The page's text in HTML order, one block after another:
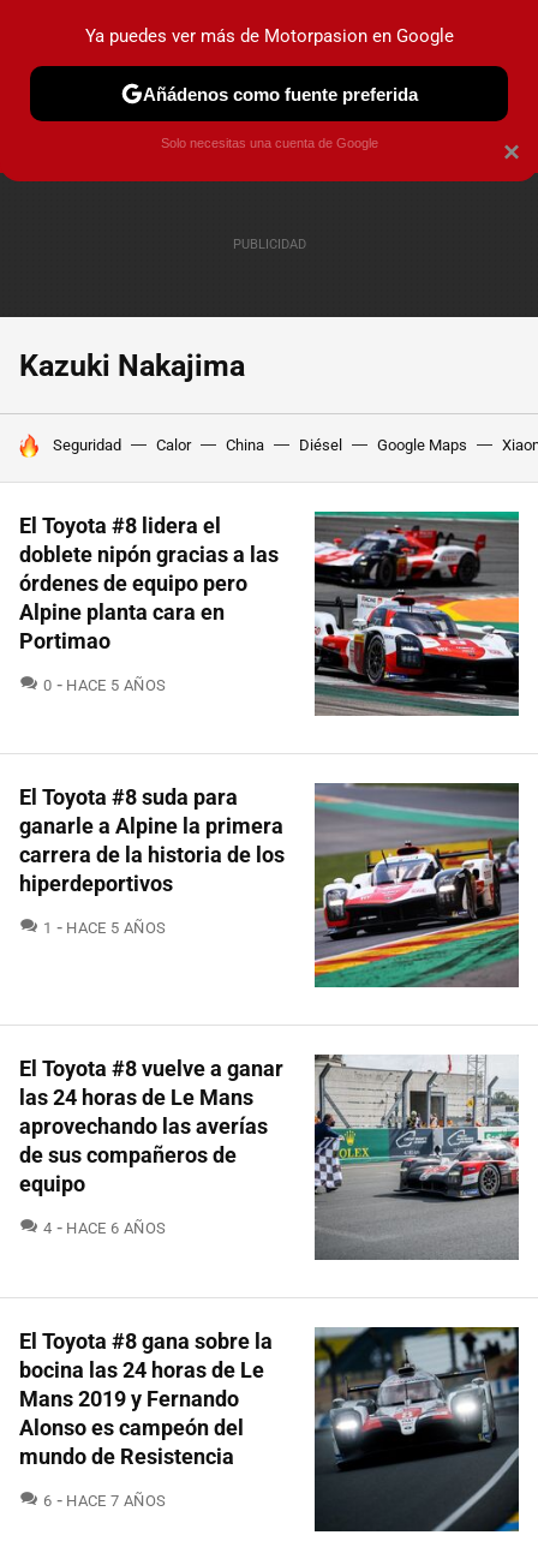
PRUEBAS COCHES ELÉCTRICOS OBSERVATORIO
Kazuki Nakajima
HOY SE HABLA DE
Seguridad Calor China Diésel Google Maps
El Toyota #8 lidera el
doblete nipón gracias a las
órdenes de equipo pero
Alpine planta cara en
Portimao
0 COMENTARIOS
HACE 5 AÑOS
El Toyota #8 suda para
ganarle a Alpine la primera
carrera de la historia de los
hiperdeportivos
1 COMENTARIOS
HACE 5 AÑOS
El Toyota #8 vuelve a ganar
las 24 horas de Le Mans
aprovechando las averías
de sus compañeros de
equipo
4 COMENTARIOS
HACE 6 AÑOS
El Toyota #8 gana sobre la
bocina las 24 horas de Le
Mans 2019 y Fernando
Alonso es campeón del
mundo de Resistencia
6 COMENTARIOS
HACE 7 AÑOS
×
Ya puedes ver más de Motorpasion en Google
Añádenos como fuente preferida
Solo necesitas una cuenta de Google